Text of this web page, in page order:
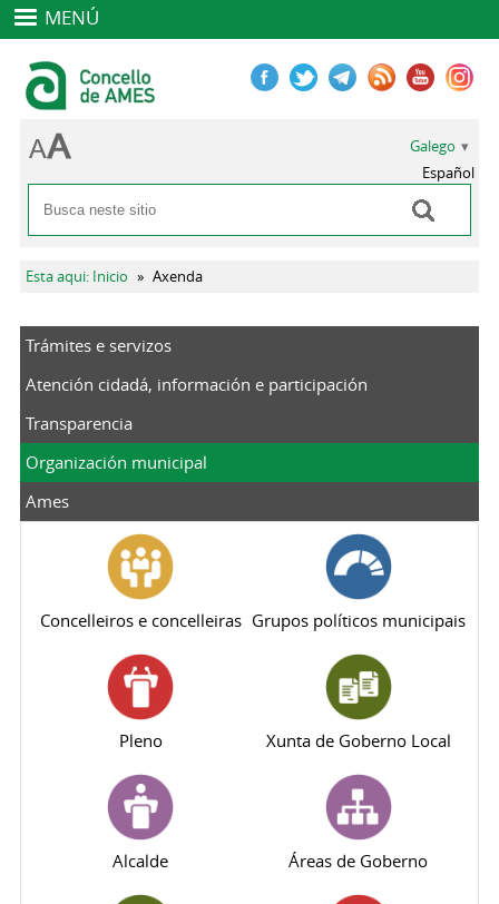
MENÚ
Formulario de busca
Buscar
Galego
Español
Vostede está aquí
Esta aqui: Inicio » Axenda
Trámites e servizos
Atención cidadá, información e participación
Transparencia
Organización municipal
Ames
Concelleiros e concelleiras Grupos políticos municipais
Pleno Xunta de Goberno Local
Alcalde Áreas de Goberno